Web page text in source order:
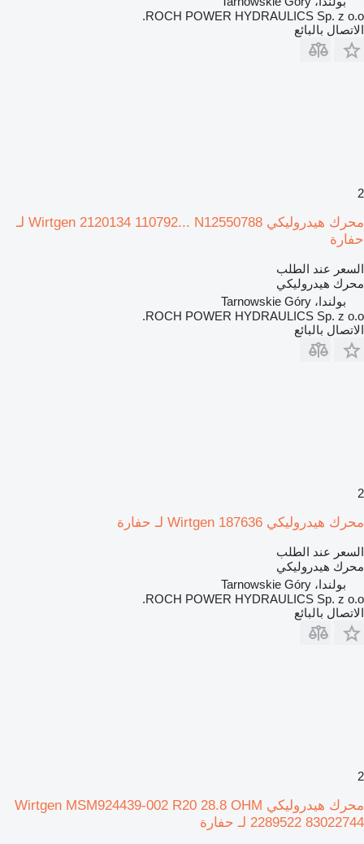
ROCH POWER HYDRAULICS Sp. z o.o.
الاتصال بالبائع
2
محرك هيدروليكي Wirtgen 2120134 110792... N12550788 لـ
حفارة
السعر عند الطلب
محرك هيدروليكي
بولندا، Tarnowskie Góry
ROCH POWER HYDRAULICS Sp. z o.o.
الاتصال بالبائع
2
محرك هيدروليكي Wirtgen 187636 لـ حفارة
السعر عند الطلب
محرك هيدروليكي
بولندا، Tarnowskie Góry
ROCH POWER HYDRAULICS Sp. z o.o.
الاتصال بالبائع
2
محرك هيدروليكي Wirtgen MSM924439-002 R20 28.8 OHM
2289522 83022744 لـ حفارة